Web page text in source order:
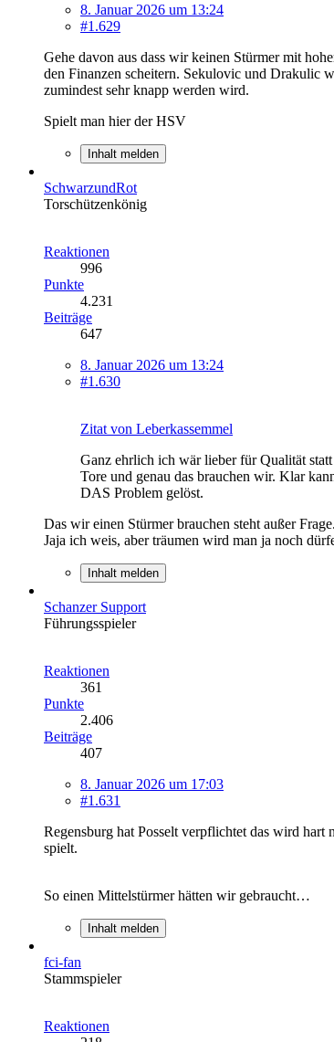
8. Januar 2026 um 13:24
#1.629
Gehe davon aus dass wir keinen Stürmer mit
den Finanzen scheitern. Sekulovic und Drakulic
zumindest sehr knapp werden wird.
Spielt man hier der HSV
Inhalt melden
SchwarzundRot
Torschützenkönig
Reaktionen
996
Punkte
4.231
Beiträge
647
8. Januar 2026 um 13:24
#1.630
Zitat von Leberkassemmel
Ganz ehrlich ich wär lieber für Qualität
Tore und genau das brauchen wir. Klar
DAS Problem gelöst.
Das wir einen Stürmer brauchen steht außer
Jaja ich weis, aber träumen wird man ja noch
Inhalt melden
Schanzer Support
Führungsspieler
Reaktionen
361
Punkte
2.406
Beiträge
407
8. Januar 2026 um 17:03
#1.631
Regensburg hat Posselt verpflichtet das wird hart
spielt.
So einen Mittelstürmer hätten wir gebraucht…
Inhalt melden
fci-fan
Stammspieler
Reaktionen